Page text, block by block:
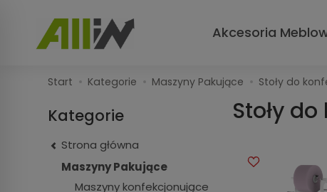
Akcesoria
Start Kategorie Maszyny Pakujące Stoły do
Stoły
Kategorie
Strona główna
Maszyny Pakujące
Maszyny konfekcjonujące